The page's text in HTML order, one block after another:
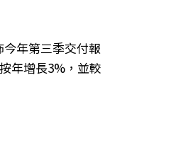
年第三季交付報
年增長3%，並較